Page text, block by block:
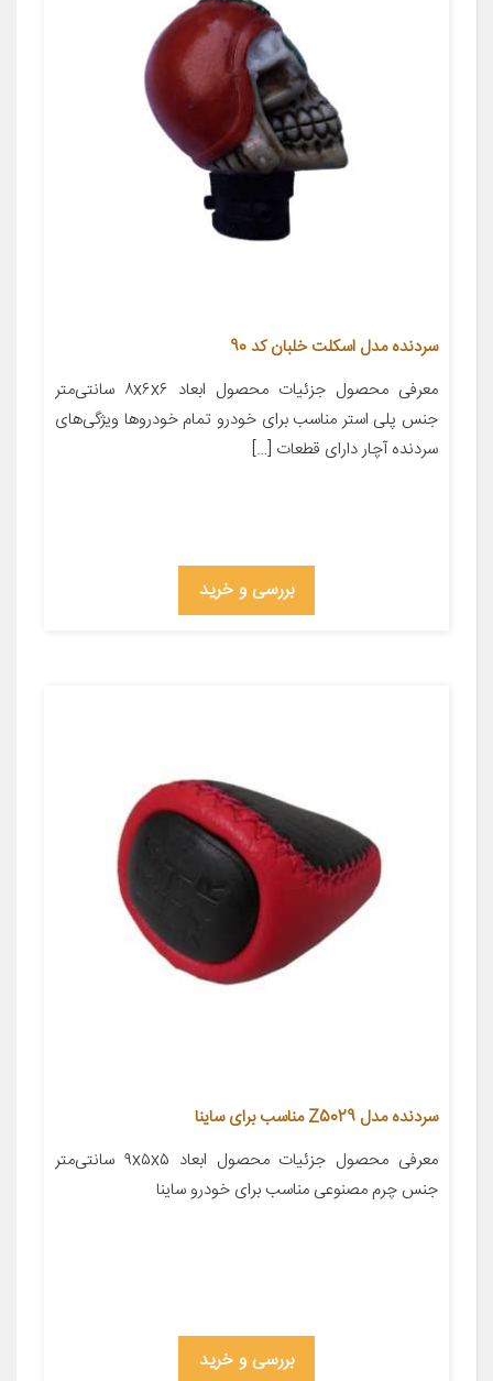
سردنده مدل اسکلت خلبان کد 90
معرفی محصول جزئیات محصول ابعاد ۸x۶x۶ سانتی‌متر
جنس پلی استر مناسب برای خودرو تمام خودروها ویژگی‌های
سردنده آچار دارای قطعات […]
بررسی و خرید
سردنده مدل Z5029 مناسب برای ساینا
معرفی محصول جزئیات محصول ابعاد ۹x۵x۵ سانتی‌متر
جنس چرم مصنوعی مناسب برای خودرو ساینا
بررسی و خرید